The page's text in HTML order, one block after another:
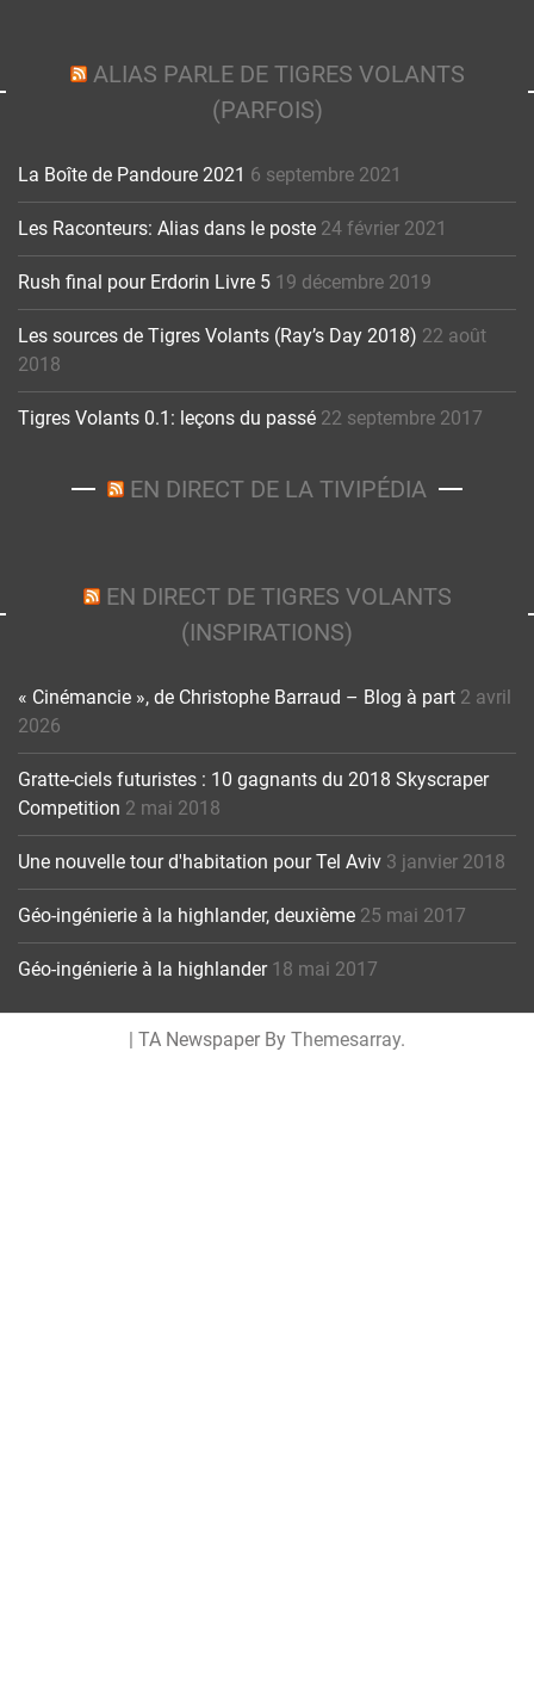
ALIAS PARLE DE TIGRES VOLANTS
(PARFOIS)
La Boîte de Pandoure 2021 6 septembre 2021
Les Raconteurs: Alias dans le poste 24 février 2021
Rush final pour Erdorin Livre 5 19 décembre 2019
Les sources de Tigres Volants (Ray’s Day 2018) 22 août
2018
Tigres Volants 0.1: leçons du passé 22 septembre 2017
EN DIRECT DE LA TIVIPÉDIA
EN DIRECT DE TIGRES VOLANTS
(INSPIRATIONS)
« Cinémancie », de Christophe Barraud – Blog à part 2 avril
2026
Gratte-ciels futuristes : 10 gagnants du 2018 Skyscraper
Competition 2 mai 2018
Une nouvelle tour d'habitation pour Tel Aviv 3 janvier 2018
Géo-ingénierie à la highlander, deuxième 25 mai 2017
Géo-ingénierie à la highlander 18 mai 2017
TA Newspaper By Themesarray.